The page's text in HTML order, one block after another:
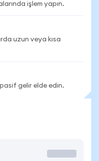
işlem yapın.
uzun veya kısa
gelir elde edin.